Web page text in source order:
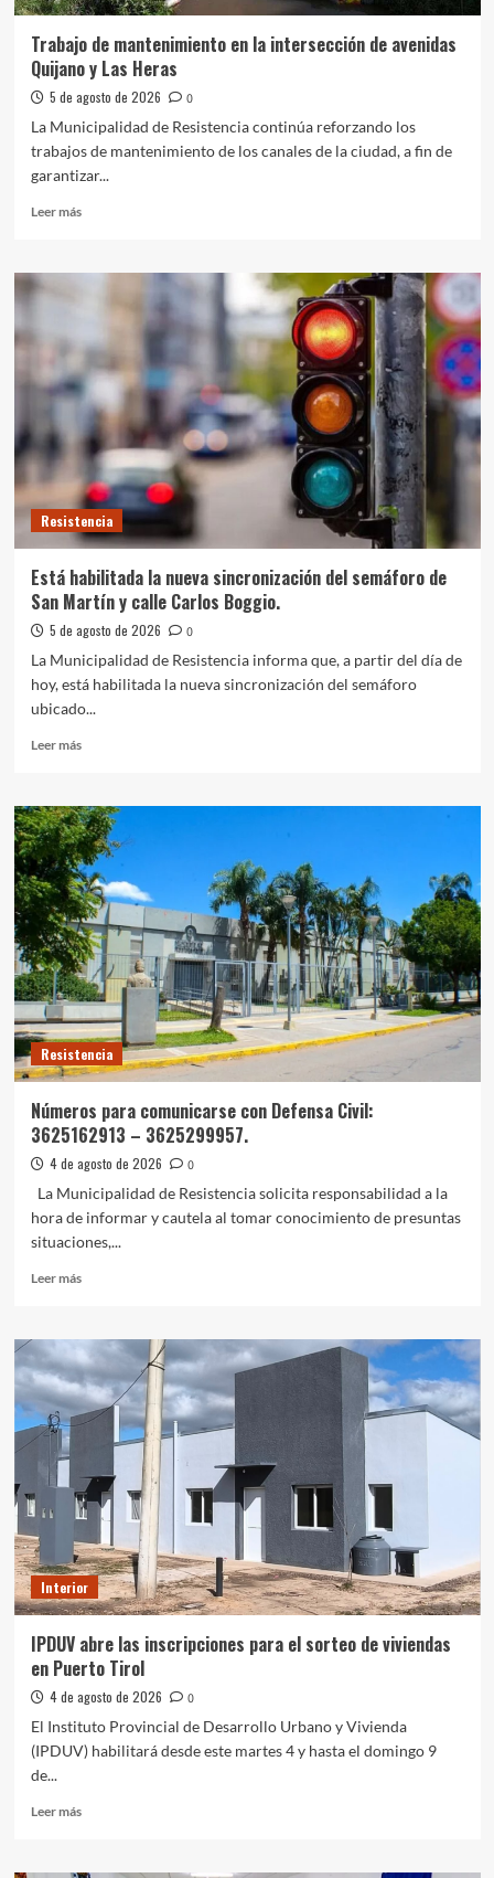
Campo
Trabajo de mantenimiento en la intersección de avenidas
Quijano y Las Heras
5 de agosto de 2026
0
La Municipalidad de Resistencia continúa reforzando los
trabajos de mantenimiento de los canales de la ciudad, a fin de
garantizar...
Leer másLeer
Trabajo
mantenimiento
la
intersección
de
avenidas
Quijano
y
Las
Heras
Resistencia
Está habilitada la nueva sincronización del semáforo de
San Martín y calle Carlos Boggio.
5 de agosto de 2026
0
La Municipalidad de Resistencia informa que, a partir del día de
hoy, está habilitada la nueva sincronización del semáforo
ubicado...
Leer másLeer
Está
habilitada
la
nueva
sincronización
del
semáforo
de
San
Martín
calle
Carlos
Boggio.
Resistencia
Números para comunicarse con Defensa Civil:
3625162913 – 3625299957.
4 de agosto de 2026
0
La Municipalidad de Resistencia solicita responsabilidad a la
hora de informar y cautela al tomar conocimiento de presuntas
situaciones,...
Leer másLeer
Números
comunicarse
con
Defensa
3625162913
–
3625299957.
Interior
IPDUV abre las inscripciones para el sorteo de viviendas
en Puerto Tirol
4 de agosto de 2026
0
El Instituto Provincial de Desarrollo Urbano y Vivienda
(IPDUV) habilitará desde este martes 4 y hasta el domingo 9
de...
Leer másLeer
IPDUV